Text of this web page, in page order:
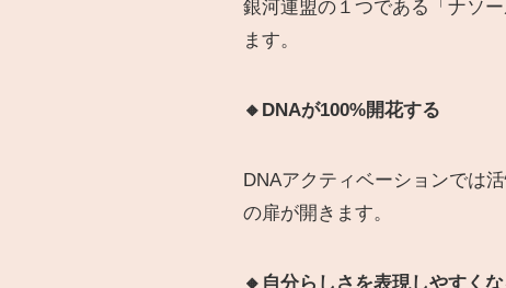
銀河連盟の１つである「ナソ
ます。
🔸DNAが100%開花する
DNAアクティベーションでは
の扉が開きます。
🔸自分らしさを表現しやすく